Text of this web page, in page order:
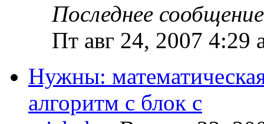
Последнее
Пт авг 24, 2007 4:29
Нужны:
алгоритм с блок с